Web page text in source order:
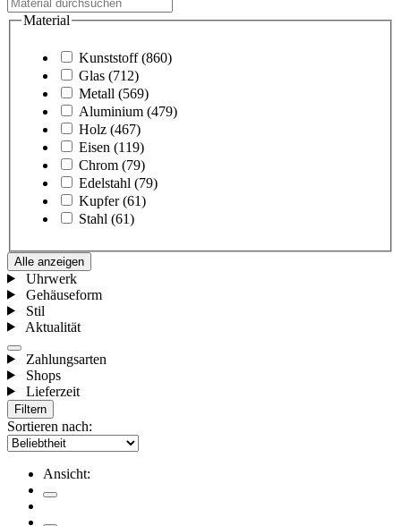
Material
Kunststoff (860)
Glas (712)
Metall (569)
Aluminium (479)
Holz (467)
Eisen (119)
Chrom (79)
Edelstahl (79)
Kupfer (61)
Stahl (61)
Alle anzeigen
Uhrwerk
Gehäuseform
Stil
Aktualität
Zahlungsarten
Shops
Lieferzeit
Filtern
Sortieren nach:
Ansicht: